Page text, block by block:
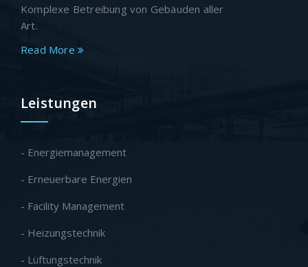
Komplexe Betreibung von Gebäuden aller
Art.
Read More
Leistungen
- Energiemanagement
- Erneuerbare Energien
- Facility Management
- Heizungstechnik
- Lüftungstechnik